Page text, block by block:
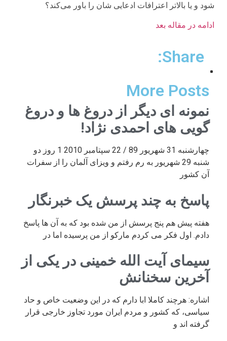
شود و یا بالاتر اعترافات ادعایی شان را باور می‌کند؟
ادامه در مقاله بعد
Share:
More Posts
نمونه ای دیگر از دروغ ها و دروغ
گویی های احمدی نژاد!
چهارشنبه 31 شهریور 89 / 22 سپتامبر 2010 1 روز دو
شنبه 29 شهریور به رم رفتم و ویزای آلمان را از سفرات
آن کشور
پاسخ به چند پرسش یک خبرنگار
هفته پیش هم پنج پرسش از من شده بود که به آن ها پاسخ
دادم. اول فکر می کردم مارکو از من پرسیده اما در
سیمای آیت الله خمینی در یکی از
آخرین سخنانش
اشاره: هرچند کاملا ابا دارم که در این وضعیت خاص و حاد
سیاسی، که کشور و مردم ایران مورد تجاوز خارجی قرار
گرفته اند و